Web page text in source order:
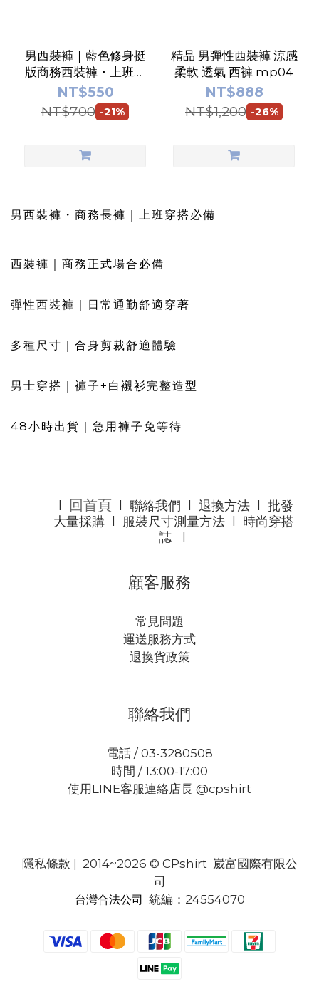
男西裝褲｜藍色修身挺
版商務西裝褲・上班面
試穿搭推薦 | CPshirt
NT$550
NT$700 -21%
精品 男彈性西裝褲 涼感
柔軟 透氣 西褲 mp04
NT$888
NT$1,200 -26%
男西裝褲・商務長褲｜上班穿搭必備
西裝褲｜商務正式場合必備
彈性西裝褲｜日常通勤舒適穿著
多種尺寸｜合身剪裁舒適體驗
男士穿搭｜褲子+白襯衫完整造型
48小時出貨｜急用褲子免等待
回首頁 聯絡我們 退換方法l 批發
大量採購
服裝尺寸測量方法
時尚穿搭
誌l
顧客服務
常見問題
運送服務方式
退換貨政策
聯絡我們
電話 / 03-3280508
時間 / 13:00-17:00
使用LINE客服連絡店長 @cpshirt
隱私條款 | 2014~2026 © CPshirt 崴富國際有限公
司
台灣合法公司 統編：24554070